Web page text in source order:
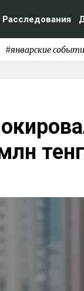
Расследования
#январские